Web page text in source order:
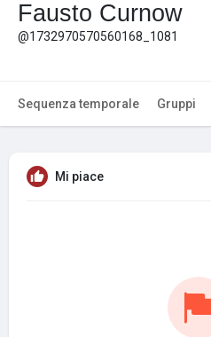
Fausto Curnow
@1732970570560168_1081
Sequenza temporale Gruppi
Mi piace